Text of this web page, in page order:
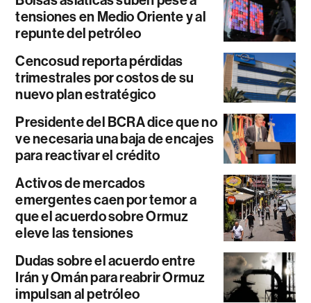
tensiones en Medio Oriente y al
repunte del petróleo
Cencosud reporta pérdidas
trimestrales por costos de su
nuevo plan estratégico
Presidente del BCRA dice que no
ve necesaria una baja de encajes
para reactivar el crédito
Activos de mercados
emergentes caen por temor a
que el acuerdo sobre Ormuz
eleve las tensiones
Dudas sobre el acuerdo entre
Irán y Omán para reabrir Ormuz
impulsan al petróleo